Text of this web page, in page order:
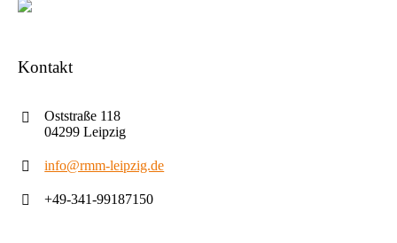
Kontakt
Oststraße 118
04299 Leipzig
info@rmm-leipzig.de
+49-341-99187150